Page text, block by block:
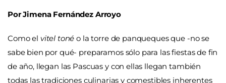
Por Jimena Fernández Arroyo
Como el vitel toné o la torre de panqueques que -no se
sabe bien por qué- preparamos sólo para las fiestas de fin
de año, llegan las Pascuas y con ellas llegan también
todas las tradiciones culinarias y comestibles inherentes